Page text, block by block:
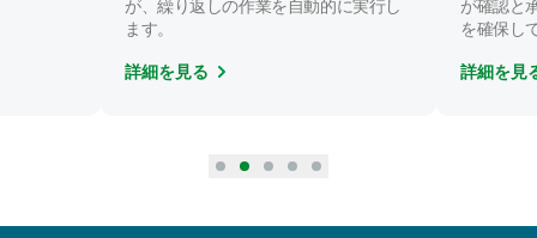
が、繰り返しの作業を自動的に実行し
ます。
詳細を見る
が確認と
を確保し
詳細を見